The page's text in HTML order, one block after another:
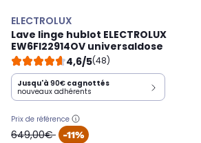
ELECTROLUX
Lave linge hublot ELECTROLUX
EW6FI22914OV universaldose
4,6/5(48)
Jusqu'à 90€ cagnottés
nouveaux adhérents
Prix de référence
oldPrice
649,00€ -11%